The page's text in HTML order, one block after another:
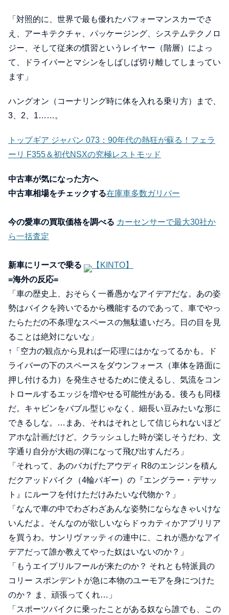
「対照的に、世界で最も優れたパフォーマンスカーでさ
え、アーキテクチャ、パッケージング、システムテクノロ
ジー、そして従来の慣習というレイヤー（階層）によっ
て、ドライバーとマシンをしばしば切り離してしまってい
ます」
ハングオン（コーナリング時に体を入れる乗り方）まで、
3、2、1……。
トップギア ジャパン 073：90年代の熱狂が蘇る！フェラ
ーリ F355＆初代NSXの究極レストモッド
中古車が気になった方へ
中古車相場をチェックする在庫車多数ガリバー
今の愛車の買取価格を調べる カーセンサーで最大30社か
ら一括査定
新車にリースで乗る
【KINTO】
=海外の反応=
「車の歴史上、おそらく一番愚かなアイデアだな。あの姿
勢はバイクを跨いでるから機能するのであって、車でやっ
たらただの不条理なスペースの無駄遣いだろ。日の目を見
ることは絶対にないな」
↑「空力の観点から見れば一応理にはかなってるかも。ド
ライバーの下のスペースをダウンフォース（車体を路面に
押し付ける力）を発生させるために使えるし、気流をコン
トロールするエッジを増やせる可能性がある。後ろも同様
だ。キャビンをバブル型じゃなく、細長い豆みたいな形に
できるしな。…まあ、それはそれとして信じられないほど
アホな計画だけど。クラッシュした時が楽しそうだわ、文
字通り自分が大砲の弾になって飛び出すんだろ」
「それって、あのバカげたアウディ R8のエンジンを積ん
だクアッドバイク（4輪バギー）の『エングラー・デサッ
ト』にルーフを付けただけみたいな代物か？」
「なんで車の中でわざわざあんな姿勢にならなきゃいけな
いんだよ。そんなのが欲しいならドゥカティかアプリリア
を買うわ。サンリヴァッティの連中に、これが愚かなアイ
デアだって誰か教えてやった奴はいないのか？」
「もうエイプリルフールが来たのか？ それとも特派員の
コリー スポンデントが急に本物のユーモアを身につけた
のか？ ま、頑張ってくれ…」
「スポーツバイクに乗ったことがある奴なら誰でも、この